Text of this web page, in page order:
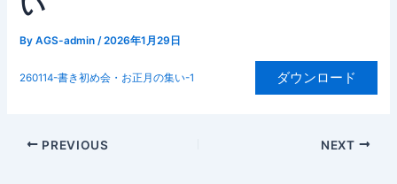
ByAGS-admin /2026年1月29日
260114-書き初め会・お正月の集い-1 ダウンロード
Post
PREVIOUS NEXT